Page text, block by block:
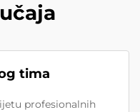
tima
profesionalnih